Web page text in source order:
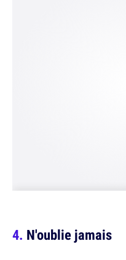
N'oublie jamais